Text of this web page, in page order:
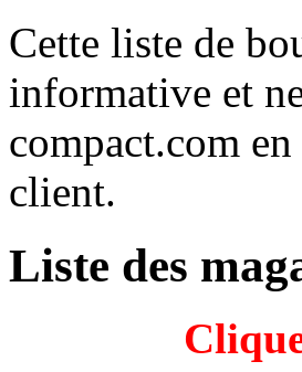
Cette liste de
informative et
compact.com
client.
Liste des